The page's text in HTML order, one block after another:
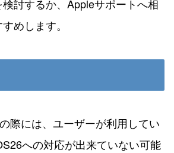
討するか、Appleサポートへ相
めします。
際には、ユーザーが利用してい
への対応が出来ていない可能